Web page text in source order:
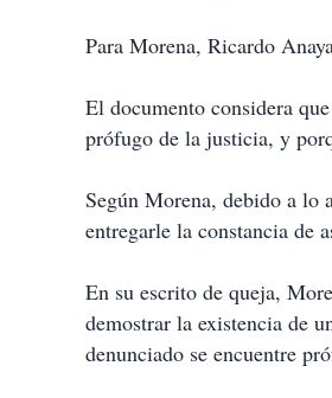
Para Morena, Ricardo
El documento considera
prófugo de la justicia, y
Según Morena, debido a lo
entregarle la constancia de
En su escrito de queja,
demostrar la existencia de
denunciado se encuentre